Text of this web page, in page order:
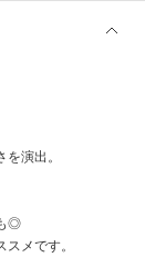
演出。
◎
メです。